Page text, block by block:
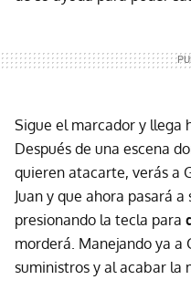
Sigue el marcador y llega
Después de una escena
quieren atacarte, verás a
Juan y que ahora pasará
presionando la tecla para
morderá. Manejando ya a
suministros y al acabar la